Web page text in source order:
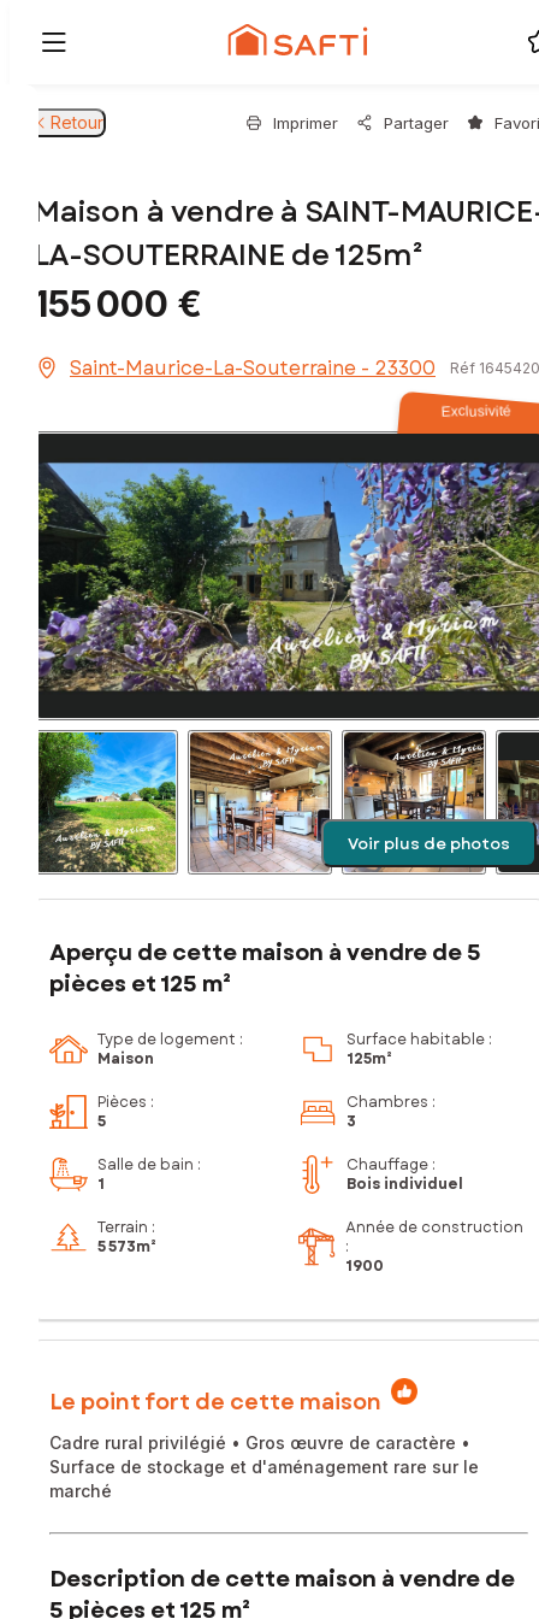
Retour Imprimer Partager
Maison à vendre à SAINT-
LA-SOUTERRAINE de 125m²
155 000 €
Saint-Maurice-La-Souterraine - 23300 Réf 1645420
Exclusivité
Voir plus de photos
Aperçu de cette maison à vendre de 5
pièces et 125 m²
Type de logement :
Maison
Surface habitable :
125m²
Pièces :
5
Chambres :
3
Salle de bain :
1
Chauffage :
Bois individuel
Terrain :
5 573m²
Année de construction
:
1900
Le point fort de cette maison
Cadre rural privilégié • Gros œuvre de caractère •
Surface de stockage et d'aménagement rare sur le
marché
Description de cette maison à vendre de
5 pièces et 125 m²